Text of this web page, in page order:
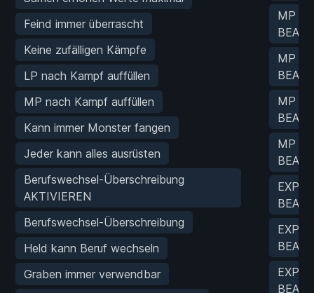
Feind immer überrascht
Keine zufälligen Kämpfe
LP nach Kampf auffüllen
MP nach Kampf auffüllen
Kann immer Monster fangen
Jeder kann alles ausrüsten
Berufswechsel-Überschreibung
AKTIVIEREN
Berufswechsel-Überschreibung
Held kann Beruf wechseln
Graben immer verwendbar
MP
MP
MP
MP
EXP
EXP
EXP